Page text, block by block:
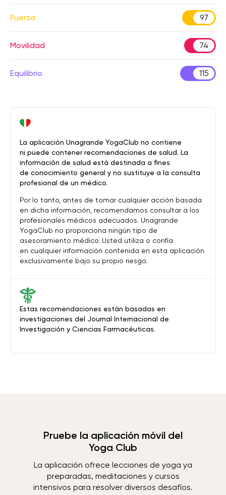
Fuerza 97
Movilidad 74
Equilibrio 115
Estas recomendaciones están basadas en
investigaciones del Journal Internacional de
Investigación y Ciencias Farmacéuticas.
La aplicación Unagrande YogaClub no contiene
ni puede contener recomendaciones de salud. La
información de salud está destinada a fines
de conocimiento general y no sustituye a la consulta
profesional de un médico.
Por lo tanto, antes de tomar cualquier acción basada
en dicha información, recomendamos consultar a los
profesionales médicos adecuados. Unagrande
YogaClub no proporciona ningún tipo de
asesoramiento médico. Usted utiliza o confía
en cualquier información contenida en esta aplicación
exclusivamente bajo su propio riesgo.
Pruebe la aplicación móvil del
Yoga Club
La aplicación ofrece lecciones de yoga ya
preparadas, meditaciones y cursos
intensivos para resolver diversos desafíos.